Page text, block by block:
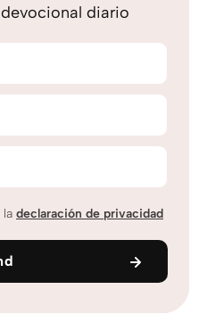
diario
la declaración de privacidad